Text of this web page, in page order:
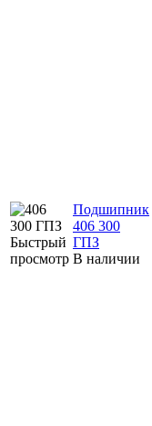
Быстрый
просмотр
Подшипник
406 300
ГПЗ
В наличии